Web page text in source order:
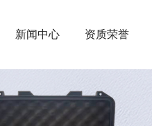
新闻中心 资质荣誉